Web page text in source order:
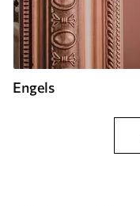
Engels